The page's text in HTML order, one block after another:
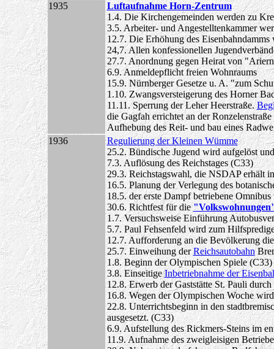
1935
Luftaufnahme Horn-Zentrum
1.4. Die Kirchengemeinden werden zu
3.5. Arbeiter- und Angestelltenkammer
12.7. Die Erhöhung des
24,7. Allen konfessionellen
27.7. Anordnung gegen Heirat von
6.9. Anmeldepflicht freien Wohnraums
15.9. Nürnberger Gesetze u. A. "zum
1.10. Zwangsversteigerung des Horner
11.11. Sperrung der Leher Heerstraße.
die Gagfah errichtet an der
Aufhebung des Reit- und bau eines
1936
Regulierung der Kleinen Wümme
25.2. Bündische Jugend wird aufgelöst
7.3. Auflösung des Reichstages (C33)
29.3. Reichstagswahl, die NSDAP erhält
16.5. Planung der Verlegung des
18.5. der erste Dampf betriebene
30.6. Richtfest für die
1.7. Versuchsweise Einführung
5.7. Paul Fehsenfeld wird zum
12.7. Aufforderung an die Bevölkerung
25.7. Einweihung derReichsautobahn
1.8. Beginn der Olympischen Spiele (C33)
3.8. EinseitigeInbetriebnahme der
12.8. Erwerb der Gaststätte St. Pauli
16.8. Wegen der Olympischen Woche
22.8. Unterrichtsbeginn in den
ausgesetzt. (C33)
6.9. Aufstellung des Rickmers-Steins im
11.9. Aufnahme des zweigleisigen